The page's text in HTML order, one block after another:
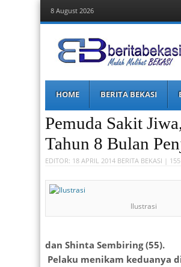
8 August 2026
Berita Bekasi
Mudah Melihat Bekasi
Menu
content
HOME BERITA BEKASI
Pemuda Sakit
Tahun 8 Bulan
EDITOR: 18 APRIL 2014 BERITA BEKASI |
Ilustrasi
dan Shinta Sembiring (55).
Pelaku menikam keduanya